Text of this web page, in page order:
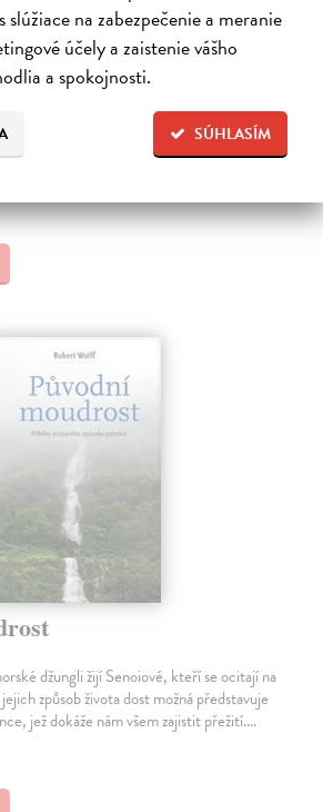
slúžiace na zabezpečenie a meranie
účely a zaistenie vášho
a spokojnosti.
SÚHLASÍM
Mýty Západu
vyšla v roce 1964 jako třetí svazek
série Masky bohů a stejně jako nová vydání
mytologie a Orientální mytologie, i tato
džungli žijí Senoiové, kteří se ocitají na
způsob života dost možná představuje
jež dokáže nám všem zajistit přežití.…